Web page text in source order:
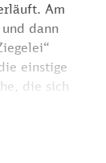
Am
dann
einstige
die sich
Felder,
Ort